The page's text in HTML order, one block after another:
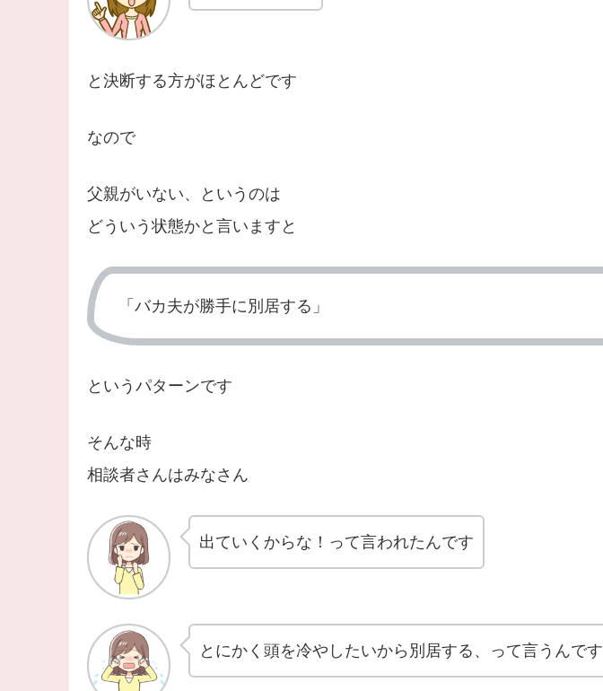
と決断する方がほとんどです
なので
父親がいない、というのは
どういう状態かと言いますと
「バカ夫が勝手に別居する」
というパターンです
そんな時
相談者さんはみなさん
出ていくからな！って言われたんです
とにかく頭を冷やしたいから別居する、って言うんです